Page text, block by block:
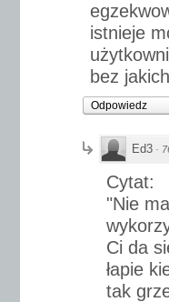
istnieje
bez
Odpowiedz
Ed3 ·
Cytat:
"Nie
Ci da
łapie
tak